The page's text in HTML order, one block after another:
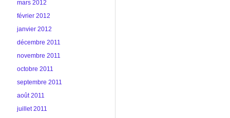
mars 2012
février 2012
janvier 2012
décembre 2011
novembre 2011
octobre 2011
septembre 2011
août 2011
juillet 2011